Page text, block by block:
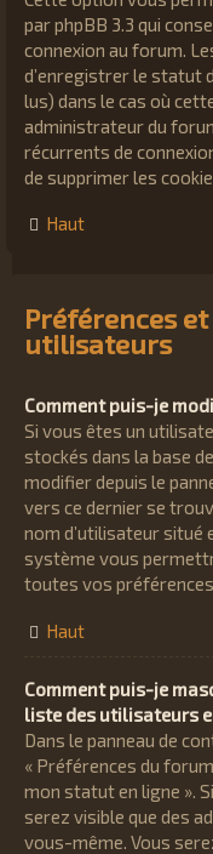
par phpBB 3.3 qui
connexion au forum.
d’enregistrer le statut
lus) dans le cas où
administrateur du
récurrents de
de supprimer les
Haut
Préférences
utilisateurs
Comment puis-je
Si vous êtes un
stockés dans la base
modifier depuis le
vers ce dernier se
nom d’utilisateur situé
système vous
toutes vos
Haut
Comment puis-je
liste des utilisateurs
Dans le panneau de
« Préférences du
mon statut en ligne ».
serez visible que des
vous-même. Vous